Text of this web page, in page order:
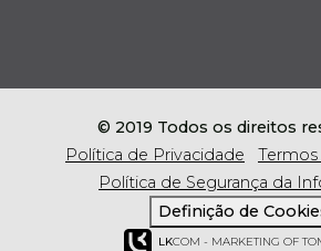
© 2019 Todos os direitos
Política de Privacidade
Política de Segurança da
Definição de
LKCOM - MARKETING OF